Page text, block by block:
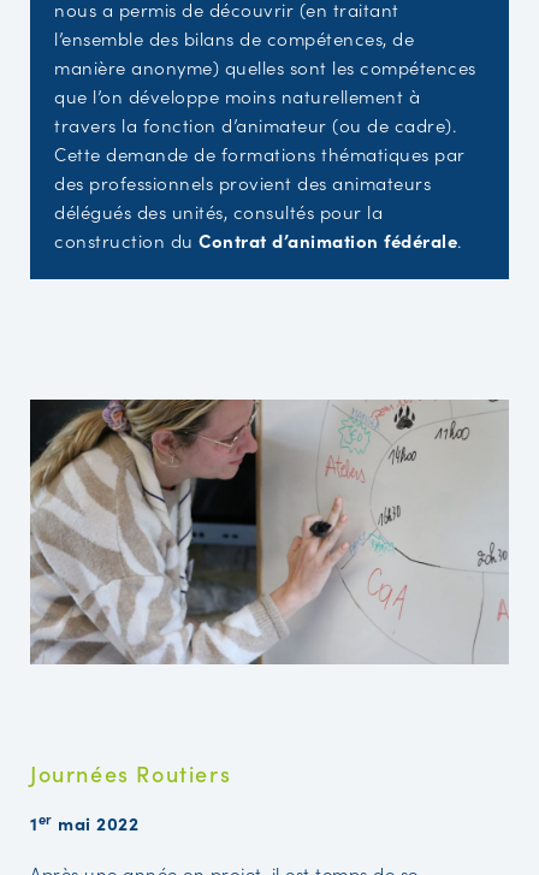
nous a permis de découvrir (en traitant
l’ensemble des bilans de compétences, de
manière anonyme) quelles sont les compétences
que l’on développe moins naturellement à
travers la fonction d’animateur (ou de cadre).
Cette demande de formations thématiques par
des professionnels provient des animateurs
délégués des unités, consultés pour la
construction du Contrat d’animation fédérale.
Journées Routiers
1er mai 2022